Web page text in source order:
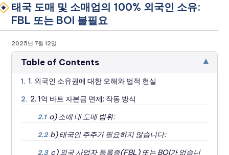
태국 도매 및 소매업의 100% 외국인 소유:
FBL 또는 BOI 불필요
2025년 7월 12일
Table of Contents ▾
1. 1. 외국인 소유권에 대한 오해와 법적 현실
2. 2. 1억 바트 자본금 면제: 작동 방식
2.1 a) 소매 대 도매 범위:
2.2 b) 태국인 주주가 필요하지 않습니다:
2.3 c) 외국 사업자 등록증(FBL) 또는 BOI가 없습니